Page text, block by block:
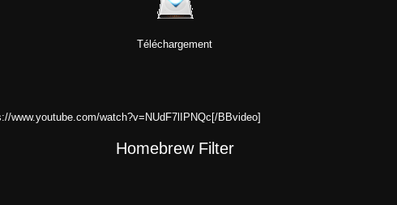
Téléchargement
www.youtube.com/watch?v=NUdF7lIPNQc[/BBvideo]
Homebrew Filter